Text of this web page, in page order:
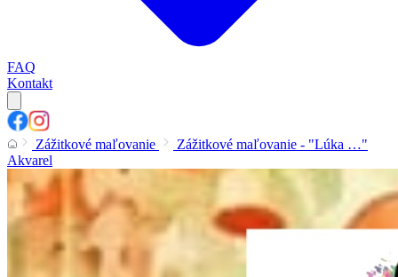
FAQ
Kontakt
Zážitkové maľovanie
Zážitkové maľovanie - "Lúka …"
Akvarel